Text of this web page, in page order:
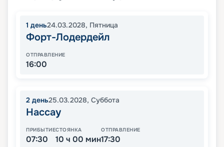
1 день24.03.2028, Пятница
Форт-Лодердейл
ОТПРАВЛЕНИЕ
16:00
2 день25.03.2028, Суббота
Нассау
ПРИБЫТИЕ
07:30
СТОЯНКА
10 ч 00 мин
ОТПРАВЛЕНИЕ
17:30